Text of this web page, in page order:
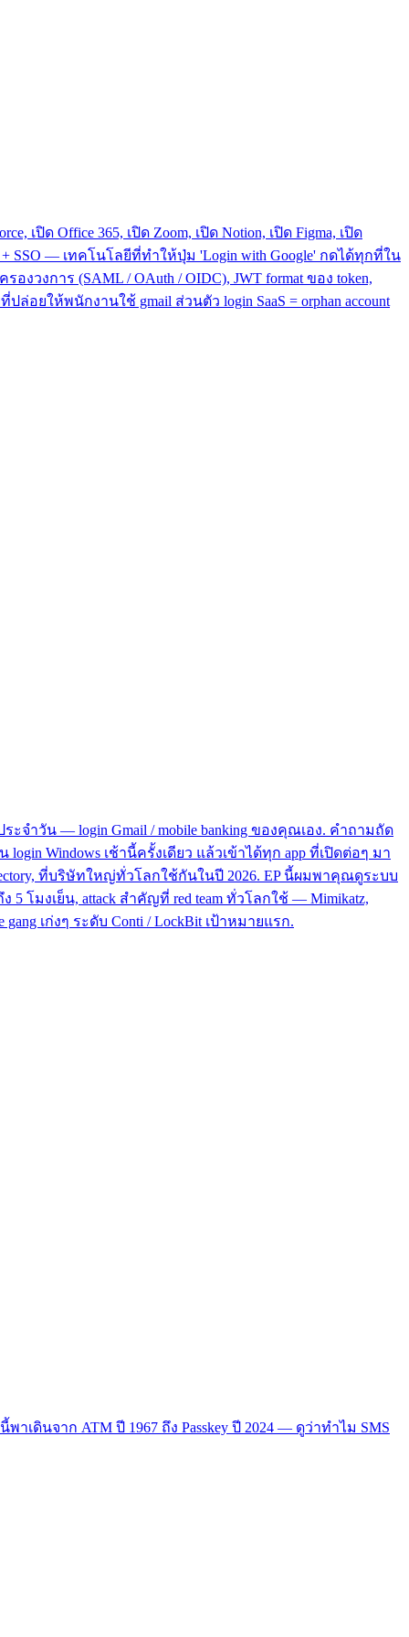
เปิด Office 365, เปิด Zoom, เปิด Notion, เปิด Figma, เปิด
SSO — เทคโนโลยีที่ทำให้ปุ่ม 'Login with Google' กดได้ทุกที่ใน
งวงการ (SAML / OAuth / OIDC), JWT format ของ token,
ปล่อยให้พนักงานใช้ gmail ส่วนตัว login SaaS = orphan account
ระจำวัน — login Gmail / mobile banking ของคุณเอง. คำถามถัด
Windows เช้านี้ครั้งเดียว แล้วเข้าได้ทุก app ที่เปิดต่อๆ มา
ที่บริษัทใหญ่ทั่วโลกใช้กันในปี 2026. EP นี้ผมพาคุณดูระบบ
5 โมงเย็น, attack สำคัญที่ red team ทั่วโลกใช้ — Mimikatz,
gang เก่งๆ ระดับ Conti / LockBit เป้าหมายแรก.
ดินจาก ATM ปี 1967 ถึง Passkey ปี 2024 — ดูว่าทำไม SMS